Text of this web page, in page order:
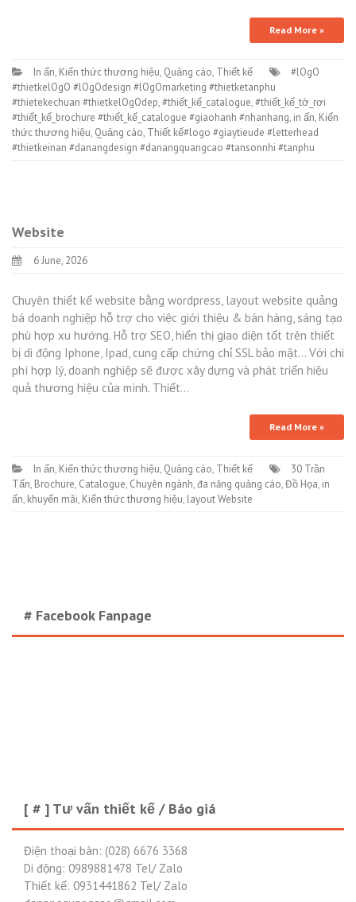
Read More »
In ấn, Kiến thức thương hiệu, Quảng cáo, Thiết kế
#lOgO
#thietkelOgO #lOgOdesign #lOgOmarketing #thietketanphu
#thietekechuan #thietkelOgOdep,#thiết_kế_catalogue,#thiết_kế_tờ_rơi
#thiết_kế_brochure #thiết_kế_catalogue #giaohanh #nhanhang, in ấn, Kiến
thức thương hiệu, Quảng cáo, Thiết kế#logo #giaytieude #letterhead
#thietkeinan #danangdesign #danangquangcao #tansonnhi #tanphu
Website
6 June, 2026
Chuyên thiết kế website bằng wordpress, layout website quảng
bá doanh nghiệp hỗ trợ cho việc giới thiệu & bán hàng, sáng tạo
phù hợp xu hướng. Hỗ trợ SEO, hiển thị giao diện tốt trên thiết
bị di động Iphone, Ipad, cung cấp chứng chỉ SSL bảo mật… Với chi
phí hợp lý, doanh nghiệp sẽ được xây dựng và phát triển hiệu
quả thương hiệu của mình. Thiết…
Read More »
In ấn, Kiến thức thương hiệu, Quảng cáo, Thiết kế
30 Trần
Tấn, Brochure, Catalogue, Chuyên ngành,đa năng quảng cáo,Đồ Họa, in
ấn, khuyến mãi, Kiến thức thương hiệu, layout Website
# Facebook Fanpage
[ # ] Tư vấn thiết kế / Báo giá
Điện thoại bàn: (028) 6676 3368
Di động: 0989881478 Tel/ Zalo
Thiết kế: 0931441862 Tel/ Zalo